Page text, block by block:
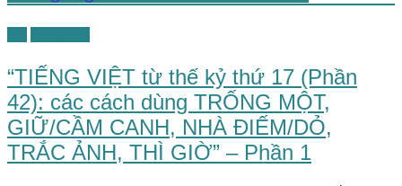
“TIẾNG VIỆT từ thế kỷ thứ 17 (Phần
42): các cách dùng TRỐNG MỘT,
GIỮ/CẦM CANH, NHÀ ĐIẾM/DỎ,
TRẮC ẢNH, THÌ GIỜ” – Phần 1